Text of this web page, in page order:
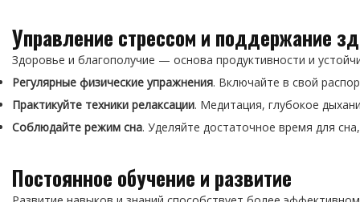
Управление стрессом и поддержание
Здоровье и благополучие — основа продуктивности и
Регулярные физические упражнения. Включайте в свой
Практикуйте техники релаксации. Медитация, глубокое
Соблюдайте режим сна. Уделяйте достаточное время для
Постоянное обучение и развитие